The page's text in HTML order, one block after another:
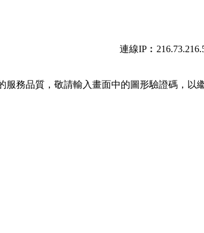
連線
服務品質，敬請輸入畫面中的圖形驗證碼，以